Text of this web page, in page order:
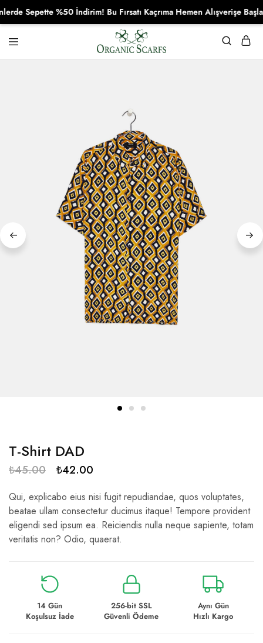
Organikscarf
T-Shirt DAD
₺45.00 ₺42.00
Qui, explicabo eius nisi fugit repudiandae, quos voluptates,
beatae ullam consectetur ducimus itaque! Tempore provident
eligendi sed ipsum ea. Reiciendis nulla neque sapiente, totam
veritatis non? Odio, quaerat.
14 Gün
Koşulsuz İade
256-bit SSL
Güvenli Ödeme
Aynı Gün
Hızlı Kargo
Sepette %50 İndirim! Bu Fırsatı Kaçrıma Hemen Alışverişe Başla!